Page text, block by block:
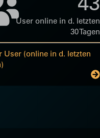
User online in d. letzten
30 Tagen
User (online in d. letzten